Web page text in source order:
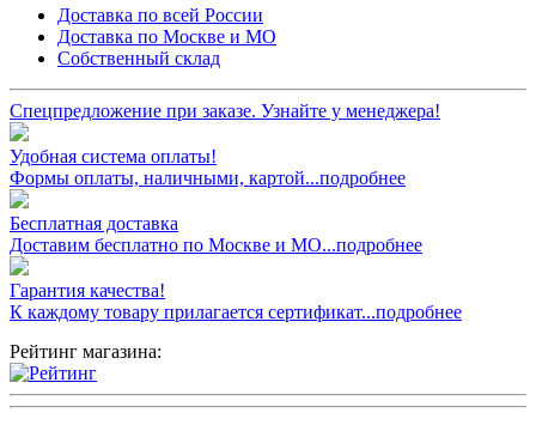
Доставка по всей России
Доставка по Москве и МО
Собственный склад
Спецпредложение при заказе. Узнайте у менеджера!
Удобная система оплаты!
Формы оплаты, наличными, картой...подробнее
Бесплатная доставка
Доставим бесплатно по Москве и МО...подробнее
Гарантия качества!
К каждому товару прилагается сертификат...подробнее
Рейтинг магазина: